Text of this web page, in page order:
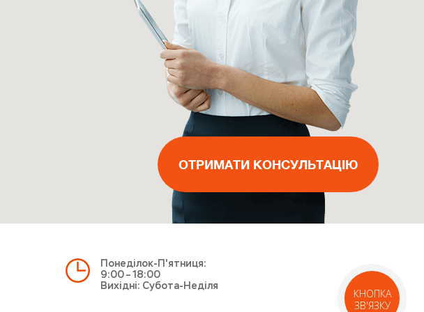
ОТРИМАТИ КОНСУЛЬТАЦІЮ
ВИКЛИКАТИ КУР'ЄРА
ВИКЛИКАТИ МАЙСТРА
ОТРИМАТИ КОНСУЛЬТАЦІЮ
ОТРИМАТИ КОНСУЛЬТАЦІЮ
Понеділок-П'ятниця:
9:00 – 18:00
Вихідні: Субота-Неділя
КНОПКА
ЗВ'ЯЗКУ